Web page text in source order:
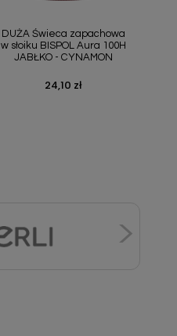
DUŻA Świeca zapachowa
w słoiku BISPOL Aura 100H
JABŁKO - CYNAMON
Cena
24,10 zł